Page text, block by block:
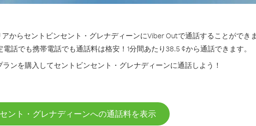
からセントビンセント・グレナディーンにViber Outで通話することができま
話でも携帯電話でも通話料は格安！1分間あたり38.5 ¢から通話できます。
ンを購入してセントビンセント・グレナディーンに通話しよう！
ント・グレナディーンへの通話料を表示